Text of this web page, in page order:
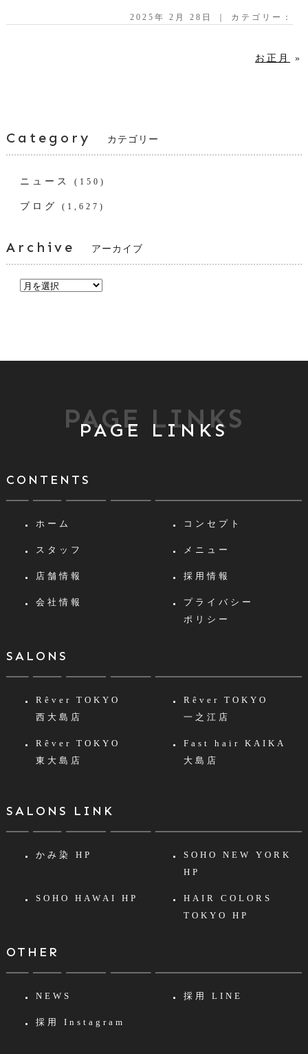
2025年 2月 28日 ｜ カテゴリー：
お正月 »
Category カテゴリー
ニュース (150)
ブログ (1,627)
Archive アーカイブ
PAGE LINKS
PAGE LINKS
CONTENTS
ホーム コンセプト
スタッフ メニュー
店舗情報 採用情報
会社情報
プライバシー
ポリシー
SALONS
Rêver TOKYO
西大島店
Rêver TOKYO
一之江店
Rêver TOKYO
東大島店
Fast hair KAIKA
大島店
SALONS LINK
かみ染 HP
SOHO NEW YORK
HP
SOHO HAWAI HP
HAIR COLORS
TOKYO HP
OTHER
NEWS 採用 LINE
採用 Instagram